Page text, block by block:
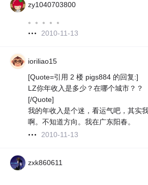
zy1040703800
。。。。。
2010-11-13
ioriliao15
[Quote=引用 2 楼 pigs884 的回复:]
LZ你年收入是多少？在哪个城市？？
[/Quote]
我的年收入是个迷，看运气吧，其实
啊。不知道方向。我在广东阳春。
2010-11-13
zxk860611